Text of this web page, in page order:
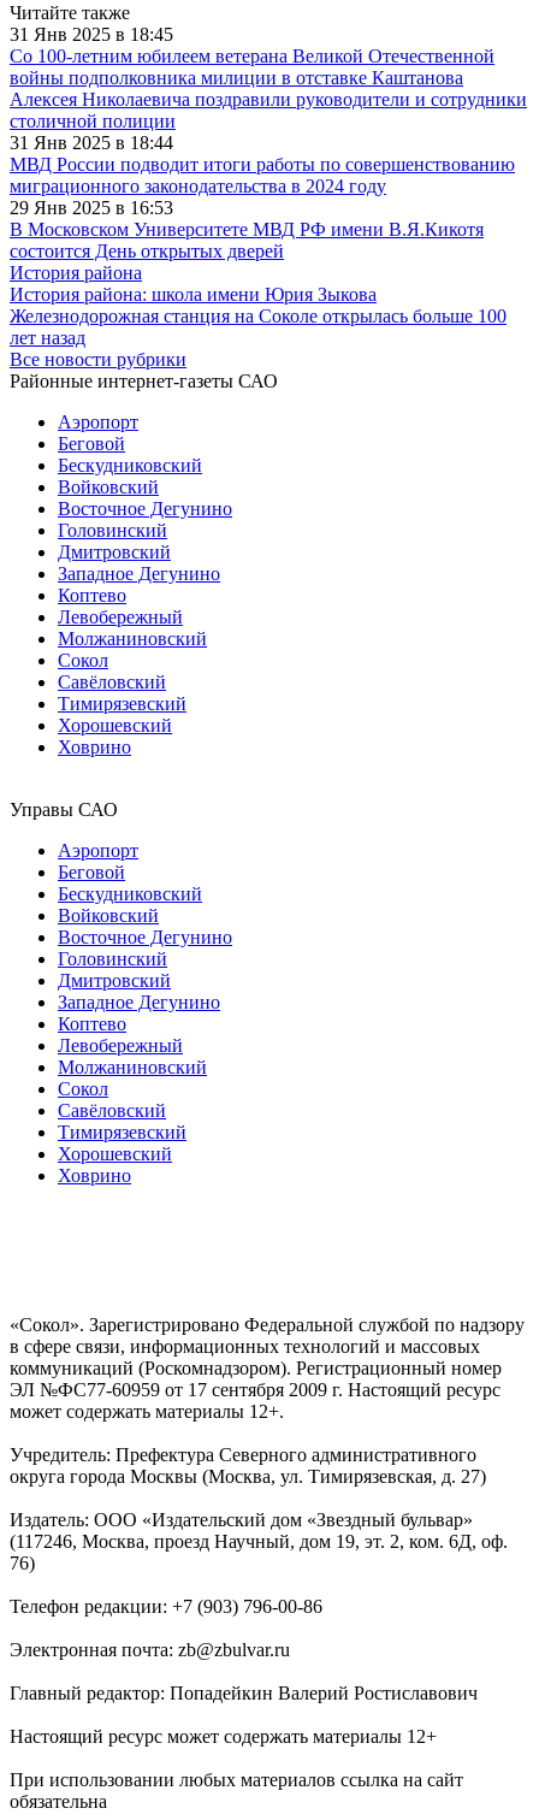
Читайте также
31 Янв 2025 в 18:45
Со 100-летним юбилеем ветерана Великой Отечественной
войны подполковника милиции в отставке Каштанова
Алексея Николаевича поздравили руководители и сотрудники
столичной полиции
31 Янв 2025 в 18:44
МВД России подводит итоги работы по совершенствованию
миграционного законодательства в 2024 году
29 Янв 2025 в 16:53
В Московском Университете МВД РФ имени В.Я.Кикотя
состоится День открытых дверей
История района
История района: школа имени Юрия Зыкова
Железнодорожная станция на Соколе открылась больше 100
лет назад
Все новости рубрики
Районные интернет-газеты САО
Аэропорт
Беговой
Бескудниковский
Войковский
Восточное Дегунино
Головинский
Дмитровский
Западное Дегунино
Коптево
Левобережный
Молжаниновский
Сокол
Савёловский
Тимирязевский
Хорошевский
Ховрино
Управы САО
Аэропорт
Беговой
Бескудниковский
Войковский
Восточное Дегунино
Головинский
Дмитровский
Западное Дегунино
Коптево
Левобережный
Молжаниновский
Сокол
Савёловский
Тимирязевский
Хорошевский
Ховрино
«Сокол». Зарегистрировано Федеральной службой по надзору
в сфере связи, информационных технологий и массовых
коммуникаций (Роскомнадзором). Регистрационный номер
ЭЛ №ФС77-60959 от 17 сентября 2009 г. Настоящий ресурс
может содержать материалы 12+.
Учредитель: Префектура Северного административного
округа города Москвы (Москва, ул. Тимирязевская, д. 27)
Издатель: ООО «Издательский дом «Звездный бульвар»
(117246, Москва, проезд Научный, дом 19, эт. 2, ком. 6Д, оф.
76)
Телефон редакции: +7 (903) 796-00-86
Электронная почта: zb@zbulvar.ru
Главный редактор: Попадейкин Валерий Ростиславович
Настоящий ресурс может содержать материалы 12+
При использовании любых материалов ссылка на сайт
обязательна